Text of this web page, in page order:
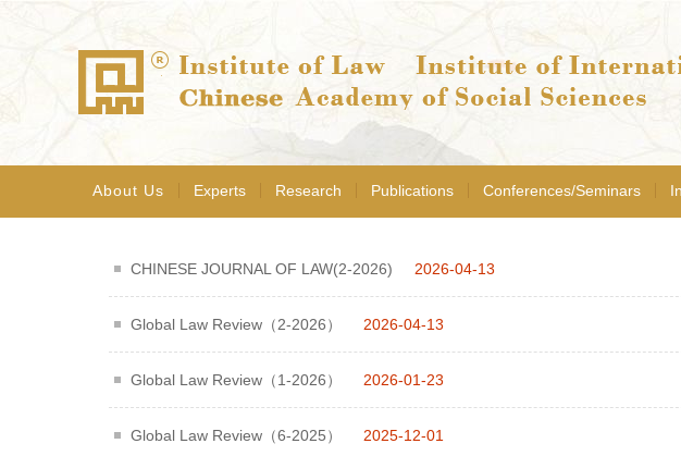
About Us Experts Research Publications Conferences/Seminars
CHINESE JOURNAL OF LAW(2-2026) 2026-04-13
Global Law Review（2-2026） 2026-04-13
Global Law Review（1-2026） 2026-01-23
Global Law Review（6-2025） 2025-12-01